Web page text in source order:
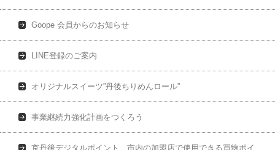
Goope 会員からのお知らせ
LINE登録のご案内
オリジナルスイーツ”丹後ちりめんロール”
事業継続力強化計画をつくろう
京丹後デジタルポイント 市内の加盟店で使用できる買物ポイ